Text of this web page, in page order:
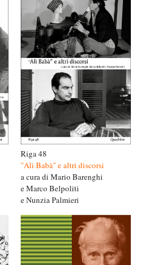
Riga 48
"Alì Babà" e altri discorsi
a cura di Mario Barenghi
e Marco Belpoliti
e Nunzia Palmieri